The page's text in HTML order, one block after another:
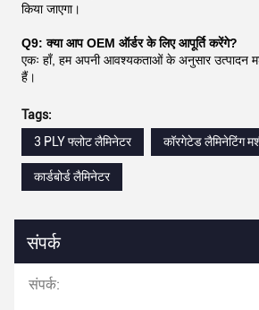
किया जाएगा।
Q9: क्या आप OEM ऑर्डर के लिए आपूर्ति करेंगे?
एकः हाँ, हम अपनी आवश्यकताओं के अनुसार
हैं।
Tags:
3 PLY फ्लोट लैमिनेटर
कॉरगेटेड लैमिनेटिंग
कार्डबोर्ड लैमिनेटर
संपर्क
संपर्क: